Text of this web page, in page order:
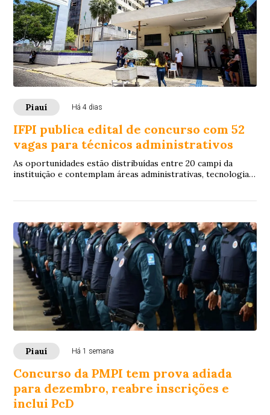
Piauí Há 4 dias
IFPI publica edital de concurso com 52
vagas para técnicos administrativos
As oportunidades estão distribuídas entre 20 campi da
instituição e contemplam áreas administrativas, tecnologia
Piauí Há 1 semana
Concurso da PMPI tem prova adiada
para dezembro, reabre inscrições e
inclui PcD